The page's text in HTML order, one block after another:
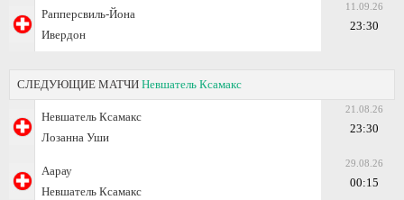
Рапперсвиль-Йона
Ивердон
11.09.26
23:30
СЛЕДУЮЩИЕ МАТЧИ Невшатель Ксамакс
Невшатель Ксамакс
Лозанна Уши
21.08.26
23:30
Аарау
Невшатель Ксамакс
29.08.26
00:15